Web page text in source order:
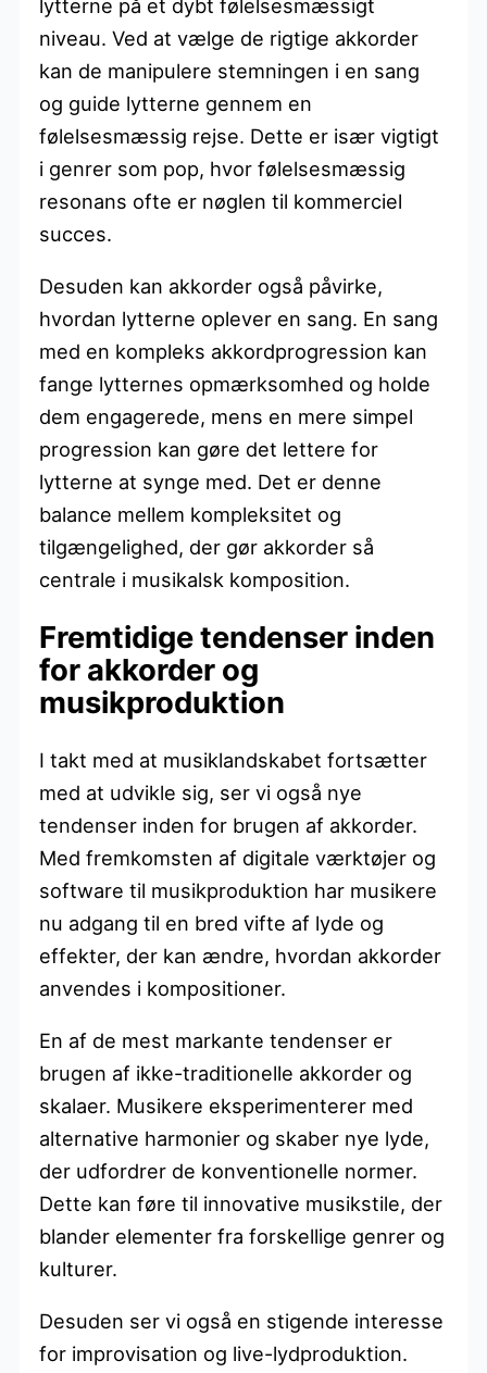
lytterne på et dybt følelsesmæssigt
niveau. Ved at vælge de rigtige akkorder
kan de manipulere stemningen i en sang
og guide lytterne gennem en
følelsesmæssig rejse. Dette er især vigtigt
i genrer som pop, hvor følelsesmæssig
resonans ofte er nøglen til kommerciel
succes.
Desuden kan akkorder også påvirke,
hvordan lytterne oplever en sang. En sang
med en kompleks akkordprogression kan
fange lytternes opmærksomhed og holde
dem engagerede, mens en mere simpel
progression kan gøre det lettere for
lytterne at synge med. Det er denne
balance mellem kompleksitet og
tilgængelighed, der gør akkorder så
centrale i musikalsk komposition.
Fremtidige tendenser inden
for akkorder og
musikproduktion
I takt med at musiklandskabet fortsætter
med at udvikle sig, ser vi også nye
tendenser inden for brugen af akkorder.
Med fremkomsten af digitale værktøjer og
software til musikproduktion har musikere
nu adgang til en bred vifte af lyde og
effekter, der kan ændre, hvordan akkorder
anvendes i kompositioner.
En af de mest markante tendenser er
brugen af ikke-traditionelle akkorder og
skalaer. Musikere eksperimenterer med
alternative harmonier og skaber nye lyde,
der udfordrer de konventionelle normer.
Dette kan føre til innovative musikstile, der
blander elementer fra forskellige genrer og
kulturer.
Desuden ser vi også en stigende interesse
for improvisation og live-lydproduktion.